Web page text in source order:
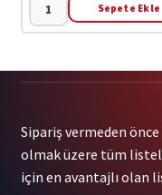
!!!
Chk)
Wallop
(Color
Vinyl)
Sepete Ekle
Sipariş vermeden
olmak üzere tüm
için en avantajlı olan